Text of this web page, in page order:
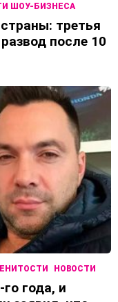
ШОУ-БИЗНЕСА
третья
после 10
НОВОСТИ
года, и